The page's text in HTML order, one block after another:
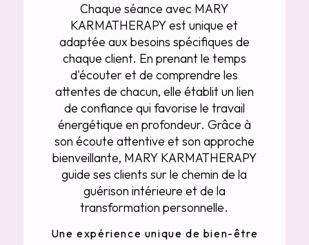
Chaque séance avec MARY
KARMATHERAPY est unique et
adaptée aux besoins spécifiques de
chaque client. En prenant le temps
d'écouter et de comprendre les
attentes de chacun, elle établit un lien
de confiance qui favorise le travail
énergétique en profondeur. Grâce à
son écoute attentive et son approche
bienveillante, MARY KARMATHERAPY
guide ses clients sur le chemin de la
guérison intérieure et de la
transformation personnelle.
Une expérience unique de bien-être